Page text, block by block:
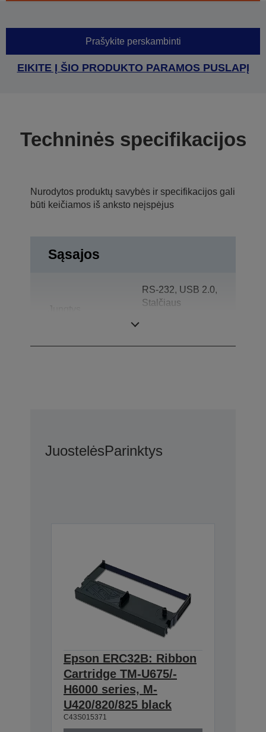
Prašykite perskambinti
EIKITE Į ŠIO PRODUKTO PARAMOS PUSLAPĮ
Techninės specifikacijos
Nurodytos produktų savybės ir specifikacijos gali
būti keičiamos iš anksto neįspėjus
Sąsajos
RS-232, USB 2.0,
Stalčiaus
JuostelėsParinktys
Epson ERC32B: Ribbon
Cartridge TM-U675/-
H6000 series, M-
U420/820/825 black
C43S015371